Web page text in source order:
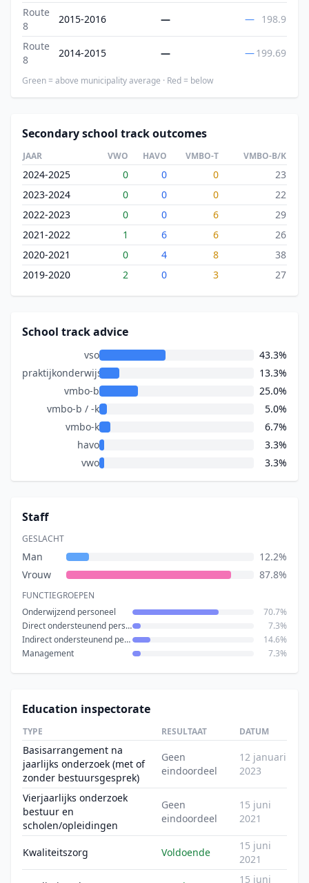
Route
8
2015-2016 — — 198.9
Route
8
2014-2015 — —199.69
Green = above municipality average · Red = below
Secondary school track outcomes
JAAR VWO HAVO VMBO-T VMBO-B/K
2024-2025 0 0 0
23
2023-2024
0 0 0
22
2022-2023
0 0 6
29
2021-2022
1 6 6
26
2020-2021
0 4 8
38
2019-2020
2 0 3 27
School track advice
vso
43.3%
praktijkonderwijs
13.3%
vmbo-b
25.0%
vmbo-b / -k
5.0%
vmbo-k
6.7%
havo
3.3%
vwo
3.3%
Staff
GESLACHT
Man
12.2%
Vrouw
87.8%
FUNCTIEGROEPEN
Onderwijzend personeel
70.7%
Direct ondersteunend personeel
7.3%
Indirect ondersteunend personeel
14.6%
Management
7.3%
Education inspectorate
TYPE RESULTAAT DATUM
Basisarrangement na
jaarlijks onderzoek (met of
zonder bestuursgesprek)
Geen
eindoordeel
12 januari
2023
Vierjaarlijks onderzoek
bestuur en
scholen/opleidingen
Geen
eindoordeel
15 juni
2021
Kwaliteitszorg Voldoende
15 juni
2021
15 juni